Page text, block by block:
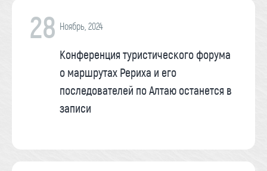
28 Ноябрь, 2024
Конференция туристического форума
о маршрутах Рериха и его
последователей по Алтаю останется в
записи